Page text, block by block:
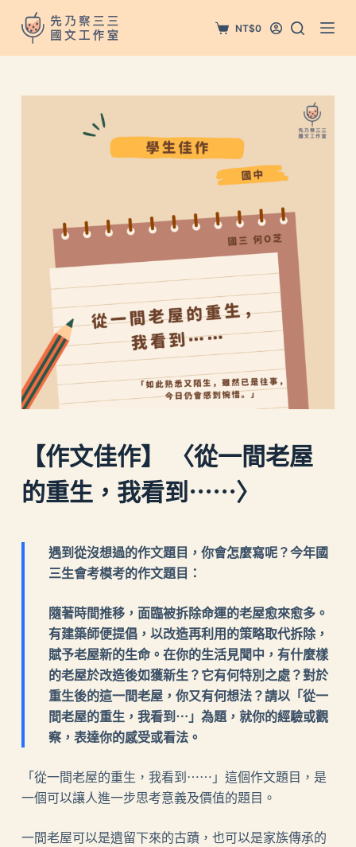
跳
至
主
NT$0
【作文佳作】 〈從一間老屋
的重生，我看到⋯⋯〉
遇到從沒想過的作文題目，你會怎麼寫呢？今年國
三生會考模考的作文題目：
隨著時間推移，面臨被拆除命運的老屋愈來愈多。
有建築師便提倡，以改造再利用的策略取代拆除，
賦予老屋新的生命。在你的生活見聞中，有什麼樣
的老屋於改造後如獲新生？它有何特別之處？對於
重生後的這一間老屋，你又有何想法？請以「從一
間老屋的重生，我看到⋯」為題，就你的經驗或觀
察，表達你的感受或看法。
「從一間老屋的重生，我看到⋯⋯」這個作文題目，是
一個可以讓人進一步思考意義及價值的題目。
一間老屋可以是遺留下來的古蹟，也可以是家族傳承的